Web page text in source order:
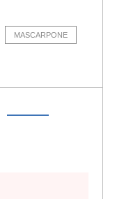
MASCARPONE